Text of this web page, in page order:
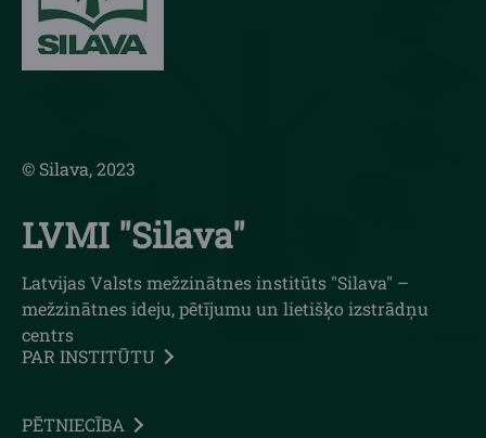
© Silava, 2023
LVMI "Silava"
Latvijas Valsts mežzinātnes institūts "Silava" –
mežzinātnes ideju, pētījumu un lietišķo izstrādņu
centrs
PAR INSTITŪTU
PĒTNIECĪBA